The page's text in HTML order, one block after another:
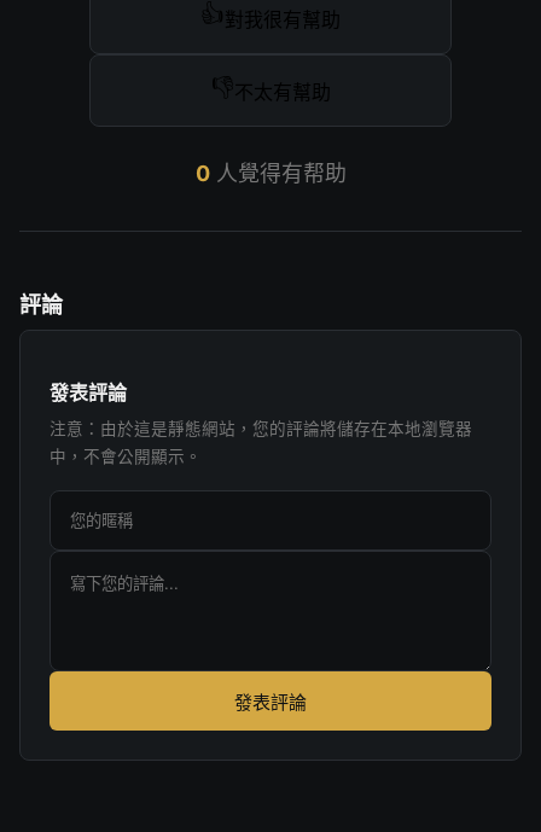
👍對我很有幫助
👎 不太有幫助
0人覺得有帮助
評論
發表評論
注意：由於這是靜態網站，您的評論將儲存在本地瀏覽器
中，不會公開顯示。
發表評論